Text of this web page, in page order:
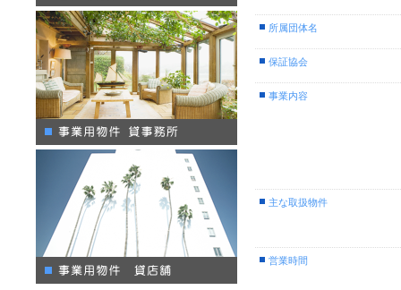
所属団体名
保証協会
事業内容
主な取扱物件
営業時間